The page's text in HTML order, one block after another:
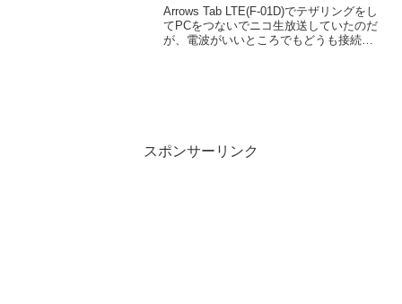
Arrows Tab LTE(F-01D)でテザリングをし
てPCをつないでニコ生放送していたのだ
が、電波がいいところでもどうも接続が
スポンサーリンク